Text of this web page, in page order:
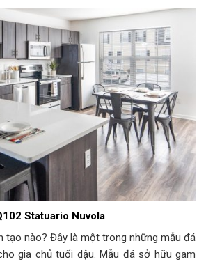
Statuario Nuvola
tạo nào? Đây là một trong những mẫu đá
gia chủ tuổi dậu. Mẫu đá sở hữu gam